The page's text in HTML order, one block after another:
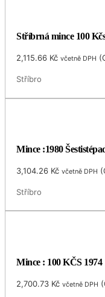
Stříbrná mince 100
2,115.66 Kč včetně DPH (
Stříbro
Mince :1980
3,104.26 Kč včetně DPH (
Stříbro
Mince : 100 KČS
2,700.73 Kč včetně DPH (